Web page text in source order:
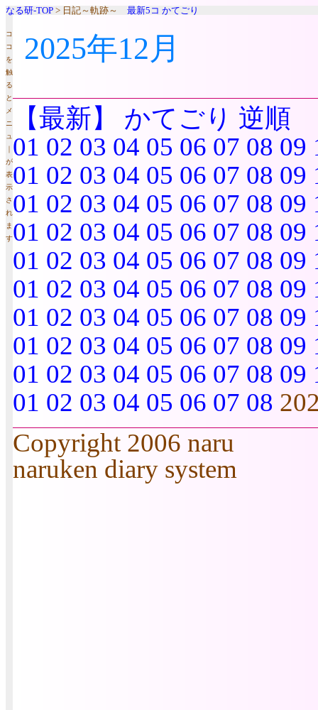
なる研-TOP > 日記～軌跡～ 最新5コ かてごり
コ
コ
を
触
る
と
メ
ニ
ュ
｜
が
表
示
さ
れ
ま
す
2025年12月
【最新】 かてごり 逆順
01 02 03 04 05 06 07 08 09
01 02 03 04 05 06 07 08 09
01 02 03 04 05 06 07 08 09
01 02 03 04 05 06 07 08 09
01 02 03 04 05 06 07 08 09
01 02 03 04 05 06 07 08 09
01 02 03 04 05 06 07 08 09
01 02 03 04 05 06 07 08 09
01 02 03 04 05 06 07 08 09
01 02 03 04 05 06 07 08
Copyright 2006 naru
naruken diary system